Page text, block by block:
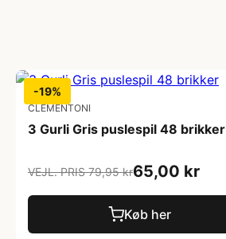
-19%
CLEMENTONI
3 Gurli Gris puslespil 48 brikker
VEJL. PRIS 79,95 kr65,00 kr
Køb her